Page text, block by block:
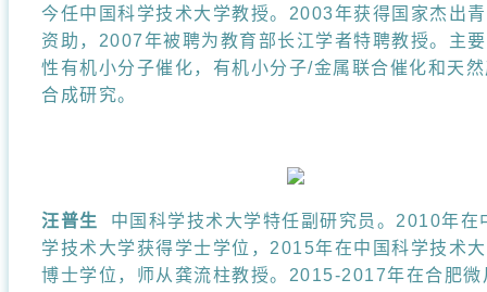
今任中国科学技术大学教授。 2003年获得国家杰出
资助， 2007年被聘为教育部长江学者特聘教授。主
性有机小分子催化，有机小分子/金属联合催化和天
合成研究。
汪普生 中国科学技术大学特任副研究员。 2010年在
学技术大学获得学士学位， 2015年在中国科学技术
博士学位，师从龚流柱教授。 2015-2017年在合肥微